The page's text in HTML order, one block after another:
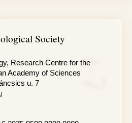
Society
Research Centre for the
Academy of Sciences
u. 7